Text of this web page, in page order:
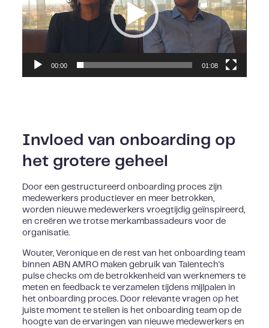
00:00 01:08
Invloed van onboarding op
het grotere geheel
Door een gestructureerd onboarding proces zijn
medewerkers productiever en meer betrokken,
worden nieuwe medewerkers vroegtijdig geïnspireerd,
en creëren we trotse merkambassadeurs voor de
organisatie.
Wouter, Veronique en de rest van het onboarding team
binnen ABN AMRO maken gebruik van Talentech's
pulse checks om de betrokkenheid van werknemers te
meten en feedback te verzamelen tijdens mijlpalen in
het onboarding proces. Door relevante vragen op het
juiste moment te stellen is het onboarding team op de
hoogte van de ervaringen van nieuwe medewerkers en